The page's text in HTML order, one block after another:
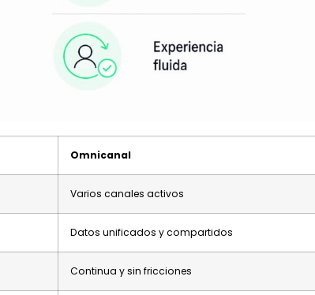
Omnicanal
Varios canales activos
Datos unificados y compartidos
Continua y sin fricciones